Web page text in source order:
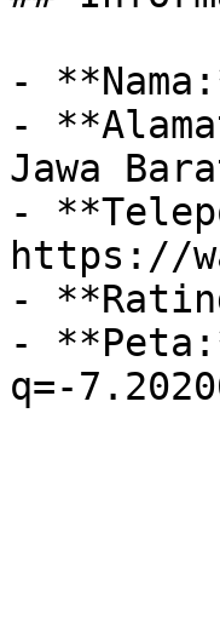
-
-
Jawa
-
https://
-
-